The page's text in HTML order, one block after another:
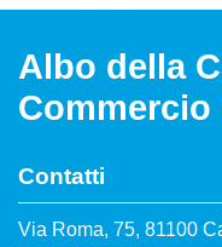
Albo della
Commercio
Contatti
Via Roma, 75, 81100